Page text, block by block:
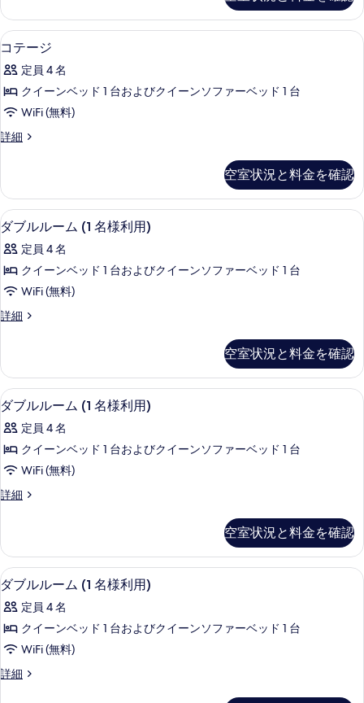
2
ラ
グ
ー
ン
ビ
ュ
ー
の
ド
ル
ー
ム
の
す
べ
写
真
を
表
示
す
る
1
ベ
ッ
ル
ー
の
詳
細
コ
テ
ー
ジ
す
て
の
写
真
を
表
示
コテージ | 1 室のベッドルーム、アイ
7
コテージ
定員 4 名
クイーンベッド 1 台およびクイーンソファーベッド 1 台
WiFi (無料)
詳細
コ
の
詳
細
空室状況と料金を確認
ダ
ブ
ル
ル
ム
名
様
利
用)
の
す
べ
写
真
を
表
示
す
る
ダブルルーム (1 名様利用) | 1 室のベ
6
ダブルルーム (1 名様利用)
定員 4 名
クイーンベッド 1 台およびクイーンソファーベッド 1 台
WiFi (無料)
詳細
ダ
ー
ム
(1
名
様
利
の
詳
細
空室状況と料金を確認
ダ
ブ
ル
ル
ム
名
様
利
用)
の
す
べ
ダブルルーム (1 名様利用) | 1 室のベ
7
ダブルルーム (1 名様利用)
定員 4 名
クイーンベッド 1 台およびクイーンソファーベッド 1 台
WiFi (無料)
詳細
ダ
ー
ム
(1
名
様
利
の
詳
細
空室状況と料金を確認
ダ
ブ
ル
ル
ム
ダブルルーム (1 名様利用) | 1 室のベ
7
ダブルルーム (1 名様利用)
定員 4 名
クイーンベッド 1 台およびクイーンソファーベッド 1 台
WiFi (無料)
詳細
ダ